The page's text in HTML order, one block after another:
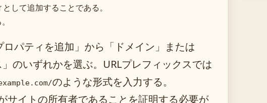
して追加することである。
ロパティを追加」から「ドメイン」または
」のいずれかを選ぶ。URLプレフィックスでは
のような形式を入力する。
サイトの所有者であることを証明する必要が